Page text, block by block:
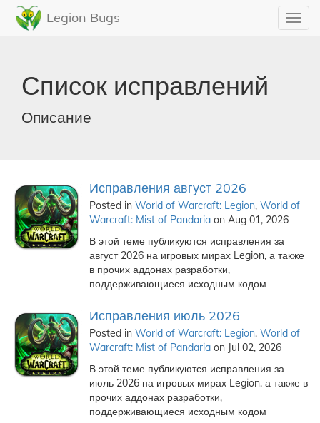
Legion Bugs
Список исправлений
Описание
Исправления август 2026
Posted in World of Warcraft: Legion, World of
Warcraft: Mist of Pandaria on Aug 01, 2026
В этой теме публикуются исправления за
август 2026 на игровых мирах Legion, а также
в прочих аддонах разработки,
поддерживающиеся исходным кодом
Исправления июль 2026
Posted in World of Warcraft: Legion, World of
Warcraft: Mist of Pandaria on Jul 02, 2026
В этой теме публикуются исправления за
июль 2026 на игровых мирах Legion, а также в
прочих аддонах разработки,
поддерживающиеся исходным кодом